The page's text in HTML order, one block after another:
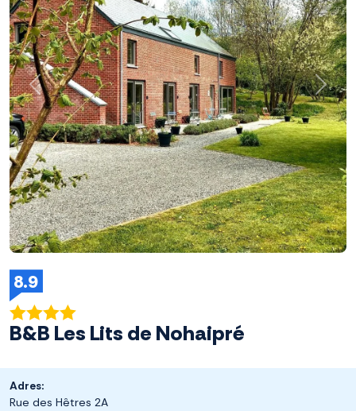
8.9
B&B Les Lits de Nohaipré
Adres:
Rue des Hêtres 2A